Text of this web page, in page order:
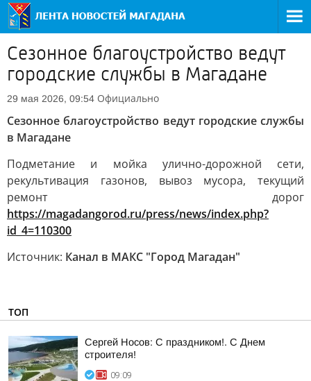
Сезонное благоустройство ведут
городские службы в Магадане
29 мая 2026, 09:54 Официально
Сезонное благоустройство ведут городские службы
в Магадане
Подметание и мойка улично-дорожной сети,
рекультивация газонов, вывоз мусора, текущий
ремонт дорог
https://magadangorod.ru/press/news/index.php?
id_4=110300
Источник: Канал в МАКС "Город Магадан"
ТОП
Сергей Носов: С праздником!. С Днем
строителя!
09:09